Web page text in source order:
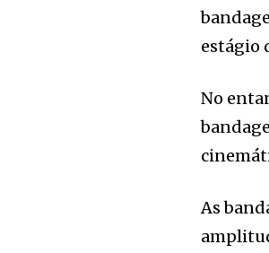
estágio
No
As